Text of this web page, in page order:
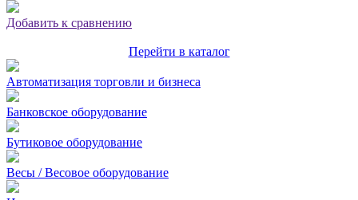
Добавить к сравнению
Перейти в каталог
Автоматизация торговли и бизнеса
Банковское оборудование
Бутиковое оборудование
Весы / Весовое оборудование